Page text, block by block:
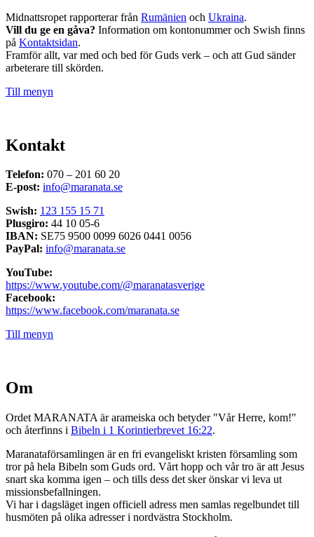
Midnattsropet rapporterar från Rumänien och Ukraina.
Vill du ge en gåva? Information om kontonummer och Swish finns
på Kontaktsidan.
Framför allt, var med och bed för Guds verk – och att Gud sänder
arbeterare till skörden.
Till menyn
Kontakt
Telefon: 070 – 201 60 20
E-post: info@maranata.se
Swish: 123 155 15 71
Plusgiro: 44 10 05-6
IBAN: SE75 9500 0099 6026 0441 0056
PayPal: info@maranata.se
YouTube:
https://www.youtube.com/@maranatasverige
Facebook:
https://www.facebook.com/maranata.se
Till menyn
Om
Ordet MARANATA är arameiska och betyder "Vår Herre, kom!"
och återfinns i Bibeln i 1 Korintierbrevet 16:22.
Maranataförsamlingen är en fri evangeliskt kristen församling som
tror på hela Bibeln som Guds ord. Vårt hopp och vår tro är att Jesus
snart ska komma igen – och tills dess det sker önskar vi leva ut
missionsbefallningen.
Vi har i dagsläget ingen officiell adress men samlas regelbundet till
husmöten på olika adresser i nordvästra Stockholm.